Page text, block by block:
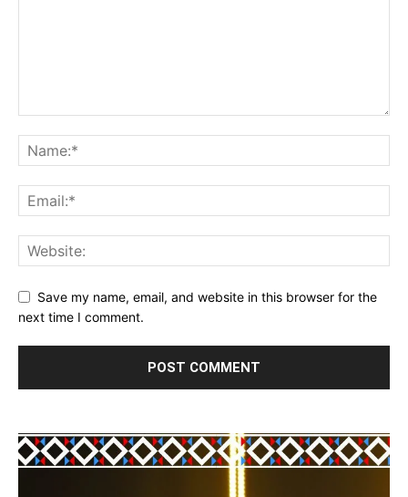
Save my name, email, and website in this browser for the
next time I comment.